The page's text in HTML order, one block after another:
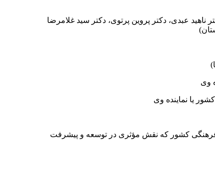
عبدی، دکتر پروین پرتوی، دکتر سید غلامرضا
کشور که نقش مؤثری در توسعه و پیشرفت